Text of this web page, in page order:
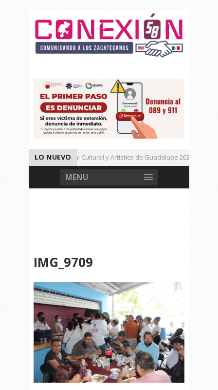
LO NUEVO
Da inicio el Festival Cultural y Artístico de Guadalupe 2026
Muere Agresor, Detienen a Dos Menores en Joaquín Amaro.
MENU
IMG_9709